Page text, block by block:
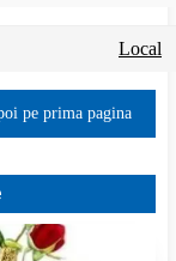
Local
pe prima pagina